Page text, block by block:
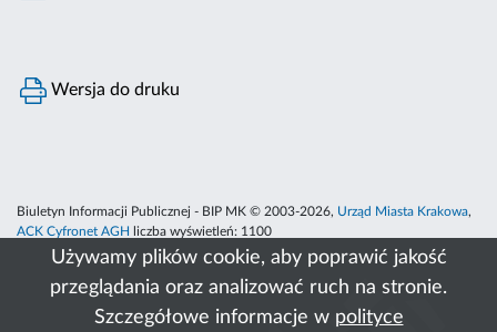
Używamy plików cookie, aby poprawić jakość
przeglądania oraz analizować ruch na stronie.
Szczegółowe informacje w polityce
Wersja do druku
Biuletyn Informacji Publicznej - BIP MK © 2003-2026, Urząd Miasta Krakowa,
ACK Cyfronet AGH
liczba wyświetleń: 1100